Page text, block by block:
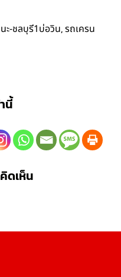
ะ-ชลบุรี1บ่อวิน,รถเครน
นี้
ดเห็น